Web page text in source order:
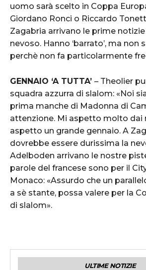
uomo sarà scelto in Coppa
Giordano Ronci o Riccardo
Zagabria arrivano le prime
nevoso. Hanno ‘barrato’, ma non
perchè non fa particolarmente
GENNAIO ‘A TUTTA’ – Theolier
squadra azzurra di slalom: «Noi
prima manche di Madonna di
attenzione. Mi aspetto molto dai
aspetto un grande gennaio. A
dovrebbe essere durissima la
Adelboden arrivano le nostre
parole del francese sono per il
Monaco: «Assurdo che un
a sè stante, possa valere per la
di slalom».
ULTIME NOTIZIE